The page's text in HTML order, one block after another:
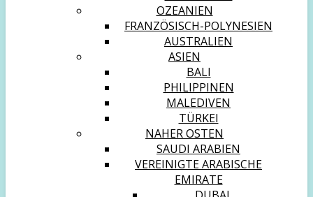
OZEANIEN
FRANZÖSISCH-POLYNESIEN
AUSTRALIEN
ASIEN
BALI
PHILIPPINEN
MALEDIVEN
TÜRKEI
NAHER OSTEN
SAUDI ARABIEN
VEREINIGTE ARABISCHE
EMIRATE